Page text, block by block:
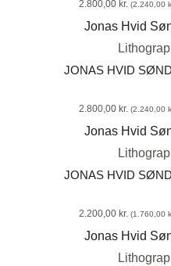
2.800,00 kr. (2.240,00
JONAS HVID
2.800,00 kr. (2.240,00
JONAS HVID
2.200,00 kr. (1.760,00